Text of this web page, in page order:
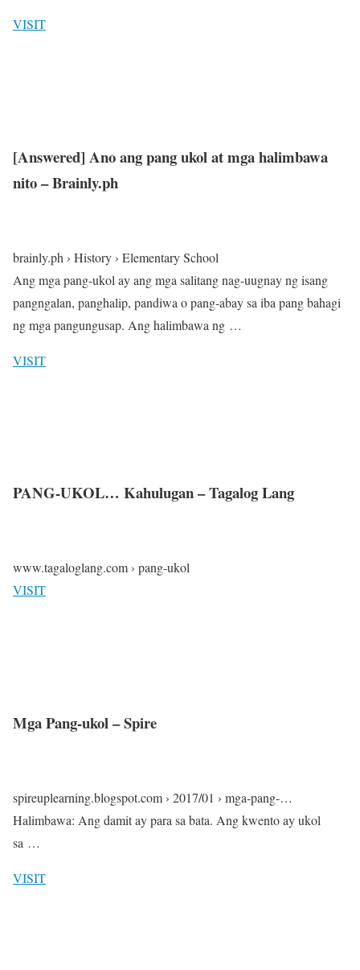
VISIT
[Answered] Ano ang pang ukol at mga halimbawa
nito – Brainly.ph
brainly.ph › History › Elementary School
Ang mga pang-ukol ay ang mga salitang nag-uugnay ng isang
pangngalan, panghalip, pandiwa o pang-abay sa iba pang bahagi
ng mga pangungusap. Ang halimbawa ng …
VISIT
PANG-UKOL… Kahulugan – Tagalog Lang
www.tagaloglang.com › pang-ukol
VISIT
Mga Pang-ukol – Spire
spireuplearning.blogspot.com › 2017/01 › mga-pang-…
Halimbawa: Ang damit ay para sa bata. Ang kwento ay ukol
sa …
VISIT